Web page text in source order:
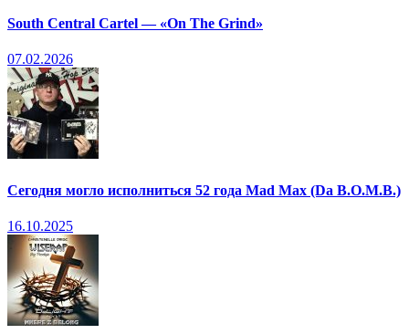
South Central Cartel — «On The Grind»
07.02.2026
Сегодня могло исполниться 52 года Mad Max (Da B.O.M.B.)
16.10.2025